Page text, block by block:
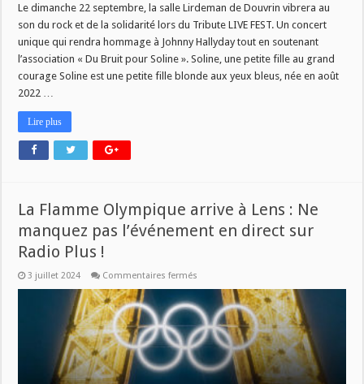
Le dimanche 22 septembre, la salle Lirdeman de Douvrin vibrera au
son du rock et de la solidarité lors du Tribute LIVE FEST. Un concert
unique qui rendra hommage à Johnny Hallyday tout en soutenant
l’association « Du Bruit pour Soline ». Soline, une petite fille au grand
courage Soline est une petite fille blonde aux yeux bleus, née en août
2022 …
Lire plus
La Flamme Olympique arrive à Lens : Ne
manquez pas l’événement en direct sur
Radio Plus !
3 juillet 2024 Commentaires fermés
Flamme
Olympique
arrive
à
Lens
:
Ne
manquez